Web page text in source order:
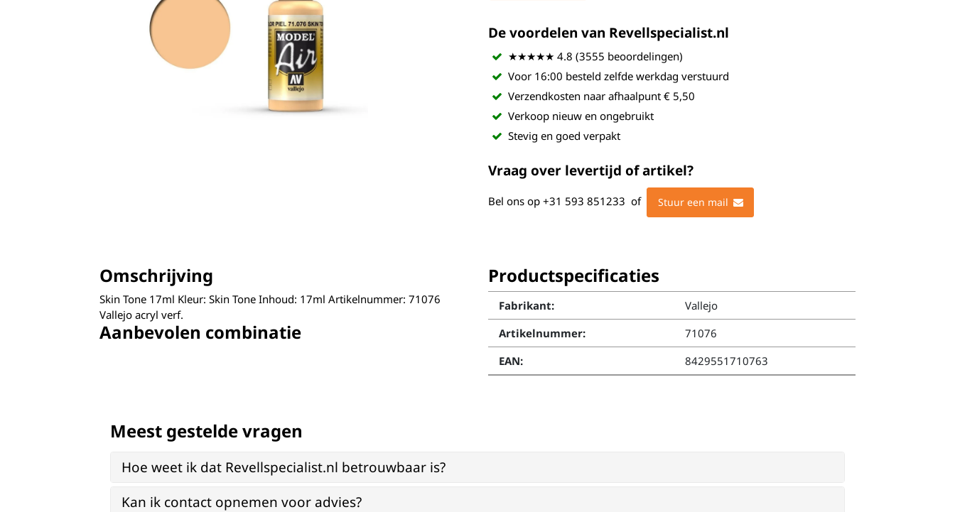
De voordelen van Revellspecialist.nl
★★★★★ 4.8 (3555 beoordelingen)
Voor 16:00 besteld zelfde werkdag verstuurd
Verzendkosten naar afhaalpunt € 5,50
Verkoop nieuw en ongebruikt
Stevig en goed verpakt
Vraag over levertijd of artikel?
Bel ons op +31 593 851233 of Stuur een mail
Omschrijving
Skin Tone 17ml Kleur: Skin Tone Inhoud: 17ml Artikelnummer: 71076
Vallejo acryl verf.
Aanbevolen combinatie
Productspecificaties
Fabrikant:
Vallejo
Artikelnummer:
71076
EAN:
8429551710763
Meest gestelde vragen
Hoe weet ik dat Revellspecialist.nl betrouwbaar is?
Kan ik contact opnemen voor advies?